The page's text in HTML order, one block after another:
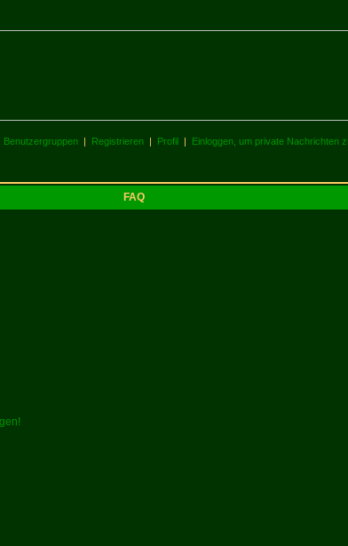
Benutzergruppen | Registrieren | Profil | Einloggen, um private Nachrichten
FAQ